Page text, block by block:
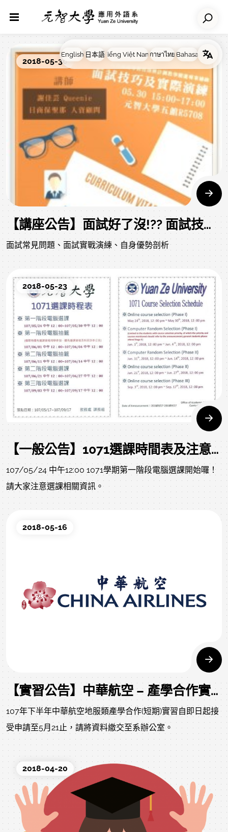
2018-05-30
【講座公告】面試好了沒!?? 面試技巧及實際演練
面試常見問題、面試實戰演練、自身優勢剖析
2018-05-23
【一般公告】1071選課時間表及注意事項
107/05/24 中午12:00 1071學期第一階段電腦選課開始囉！
請大家注意選課相關資訊。
2018-05-16
【實習公告】中華航空 – 產學合作實習報名申請
107年下半年中華航空地服類產學合作(短期)實習自即日起接
受申請至5月21止，請將資料繳交至系辦公室。
2018-04-20